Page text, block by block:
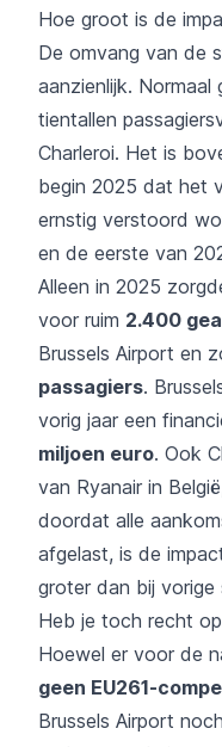
Hoe groot is de
De omvang van de
aanzienlijk.
tientallen
Charleroi. Het is
begin 2025 dat het
ernstig verstoord
en de eerste van
Alleen in 2025
voor ruim 2.400
Brussels Airport en
passagiers.
vorig jaar een
miljoen euro. Ook
van Ryanair in
doordat alle
afgelast, is de
groter dan bij vorige
Heb je toch recht
Hoewel er voor de
geen EU261-
Brussels Airport